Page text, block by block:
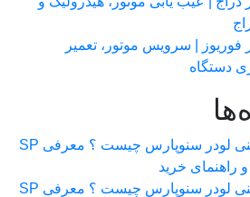
| سرویس موتور، تعمیر
مینی لودر سنوپارس چیست ؟ معرفی SP
مینی لودر سنوپارس چیست ؟ معرفی SP